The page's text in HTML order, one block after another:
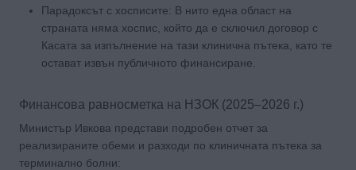
Парадоксът с хосписите: В нито една област на
страната няма хоспис, който да е сключил договор с
Касата за изпълнение на тази клинична пътека, като те
остават извън публичното финансиране.
Финансова равносметка на НЗОК (2025–2026 г.)
Министър Ивкова представи подробен отчет за
реализираните обеми и разходи по клиничната пътека за
терминално болни: